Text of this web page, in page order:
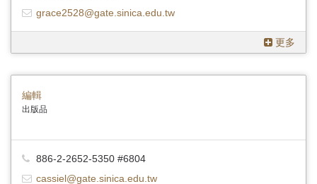
grace2528@gate.sinica.edu.tw
更多
編輯
出版品
886-2-2652-5350 #6804
cassiel@gate.sinica.edu.tw